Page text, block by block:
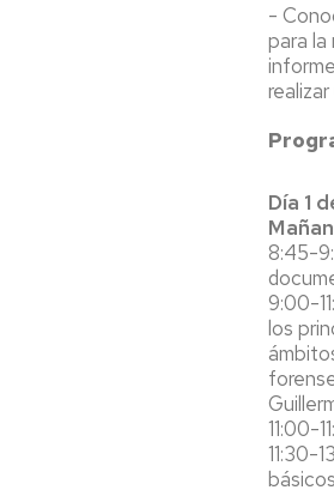
-
para la
Día 1
8:45-
9:00-
los
11:00-
11:30-